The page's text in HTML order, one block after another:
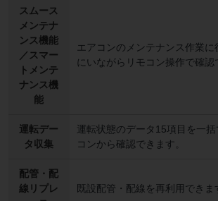
スムース
メンテナ
ンス機能
／スマー
トメンテ
ナンス機
能
エアコンのメンテナンス作業
にいながらリモコン操作で確認
運転デー
タ収集
運転状態のデータ15項目を一
コンから確認できます。
配管・配
線リプレ
既設配管・配線を再利用できま